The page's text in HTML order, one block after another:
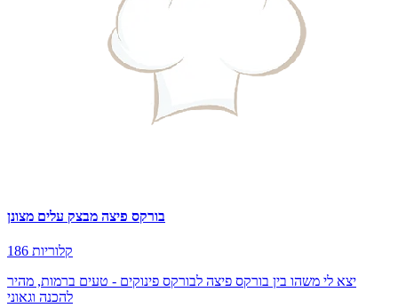
בורקס פיצה מבצק עלים מצונן
186 קלוריות
יצא לי משהו בין בורקס פיצה לבורקס פינוקים - טעים ברמות, מהיר
להכנה וגאוני